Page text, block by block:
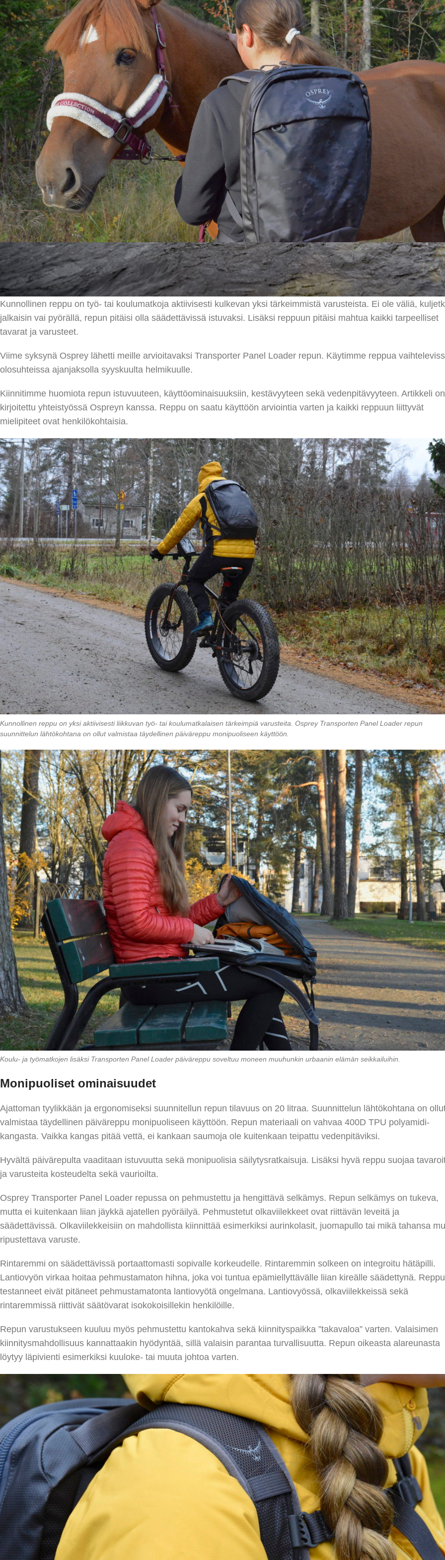
Osprey Transporten Panel Loader on kestävä, käytännöllinen ja vettähylkivä
jokapäiväiseen käyttöön.
Kunnollinen reppu on työ- tai koulumatkoja aktiivisesti kulkevan yksi tärkeimmistä varusteista. Ei ole väliä,
jalkaisin vai pyörällä, repun pitäisi olla säädettävissä istuvaksi. Lisäksi reppuun pitäisi mahtua kaikki tarpeelliset
tavarat ja varusteet.
Viime syksynä Osprey lähetti meille arvioitavaksi Transporter Panel Loader repun. Käytimme reppua
olosuhteissa ajanjaksolla syyskuulta helmikuulle.
Kiinnitimme huomiota repun istuvuuteen, käyttöominaisuuksiin, kestävyyteen sekä vedenpitävyyteen. Artikkeli on
kirjoitettu yhteistyössä Ospreyn kanssa. Reppu on saatu käyttöön arviointia varten ja kaikki reppuun liittyvät
mielipiteet ovat henkilökohtaisia.
Kunnollinen reppu on yksi aktiivisesti liikkuvan työ- tai koulumatkalaisen tärkeimpiä varusteita. Osprey Transporten Panel Loader repun
suunnittelun lähtökohtana on ollut valmistaa täydellinen päiväreppu monipuoliseen käyttöön.
Koulu- ja työmatkojen lisäksi Transporten Panel Loader päiväreppu soveltuu moneen muuhunkin urbaanin elämän seikkailuihin.
Monipuoliset ominaisuudet
Ajattoman tyylikkään ja ergonomiseksi suunnitellun repun tilavuus on 20 litraa. Suunnittelun lähtökohtana on
valmistaa täydellinen päiväreppu monipuoliseen käyttöön. Repun materiaali on vahvaa 400D TPU polyamidi-
kangasta. Vaikka kangas pitää vettä, ei kankaan saumoja ole kuitenkaan teipattu vedenpitäviksi.
Hyvältä päivärepulta vaaditaan istuvuutta sekä monipuolisia säilytysratkaisuja. Lisäksi hyvä reppu suojaa
ja varusteita kosteudelta sekä vaurioilta.
Osprey Transporter Panel Loader repussa on pehmustettu ja hengittävä selkämys. Repun selkämys on tukeva,
mutta ei kuitenkaan liian jäykkä ajatellen pyöräilyä. Pehmustetut olkaviilekkeet ovat riittävän leveitä ja
säädettävissä. Olkaviilekkeisiin on mahdollista kiinnittää esimerkiksi aurinkolasit, juomapullo tai mikä tahansa
ripustettava varuste.
Rintaremmi on säädettävissä portaattomasti sopivalle korkeudelle. Rintaremmin solkeen on integroitu hätäpilli.
Lantiovyön virkaa hoitaa pehmustamaton hihna, joka voi tuntua epämiellyttävälle liian kireälle säädettynä.
testanneet eivät pitäneet pehmustamatonta lantiovyötä ongelmana. Lantiovyössä, olkaviilekkeissä sekä
rintaremmissä riittivät säätövarat isokokoisillekin henkilöille.
Repun varustukseen kuuluu myös pehmustettu kantokahva sekä kiinnityspaikka ”takavaloa” varten. Valaisimen
kiinnitysmahdollisuus kannattaakin hyödyntää, sillä valaisin parantaa turvallisuutta. Repun oikeasta alareunasta
löytyy läpivienti esimerkiksi kuuloke- tai muuta johtoa varten.